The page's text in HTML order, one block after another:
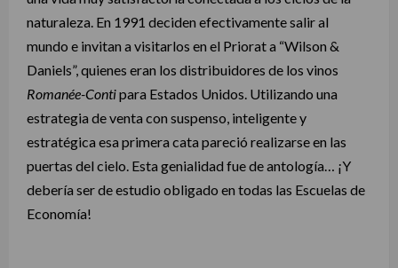
naturaleza. En 1991 deciden efectivamente salir al
mundo e invitan a visitarlos en el Priorat a “Wilson &
Daniels”, quienes eran los distribuidores de los vinos
Romanée-Contipara Estados Unidos. Utilizando una
estrategia de venta con suspenso, inteligente y
estratégica esa primera cata pareció realizarse en las
puertas del cielo. Esta genialidad fue de antología… ¡Y
debería ser de estudio obligado en todas las Escuelas de
Economía!